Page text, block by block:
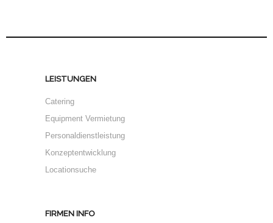
LEISTUNGEN
Catering
Equipment Vermietung
Personaldienstleistung
Konzeptentwicklung
Locationsuche
FIRMEN INFO